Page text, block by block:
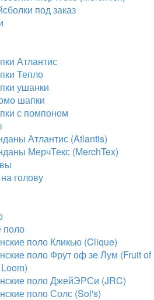
под заказ
Атлантис
Тепло
ушанки
шапки
с помпоном
Атлантис (Atlantis)
МерчТекс (MerchTex)
голову
поло
поло Кликью (Clique)
поло Фрут оф зе Лум (Fruit of
поло ДжейЭРСи (JRC)
поло Солс (Sol's)